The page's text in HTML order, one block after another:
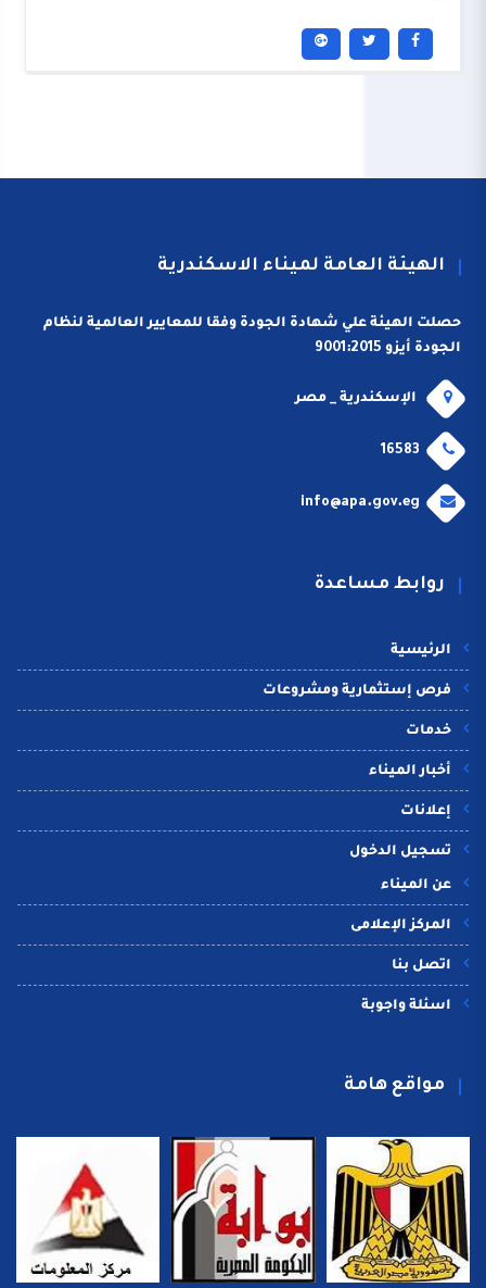
الهيئة العامة لميناء الاسكندرية
حصلت الهيئة علي شهادة الجودة وفقا للمعايير العالمية لنظام
الجودة أيزو 9001:2015
الإسكندرية _ مصر
16583
info@apa.gov.eg
روابط مساعدة
الرئيسية
فرص إستثمارية ومشروعات
خدمات
أخبار الميناء
إعلانات
تسجيل الدخول
عن الميناء
المركز الإعلامى
اتصل بنا
اسئلة واجوبة
مواقع هامة